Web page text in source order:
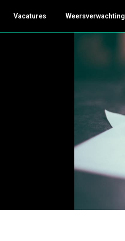
Vacatures Weersverwachting